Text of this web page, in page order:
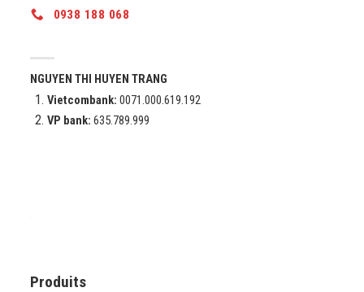
0938 188 068
NGUYEN THI HUYEN TRANG
Vietcombank: 0071.000.619.192
VP bank: 635.789.999
Produits